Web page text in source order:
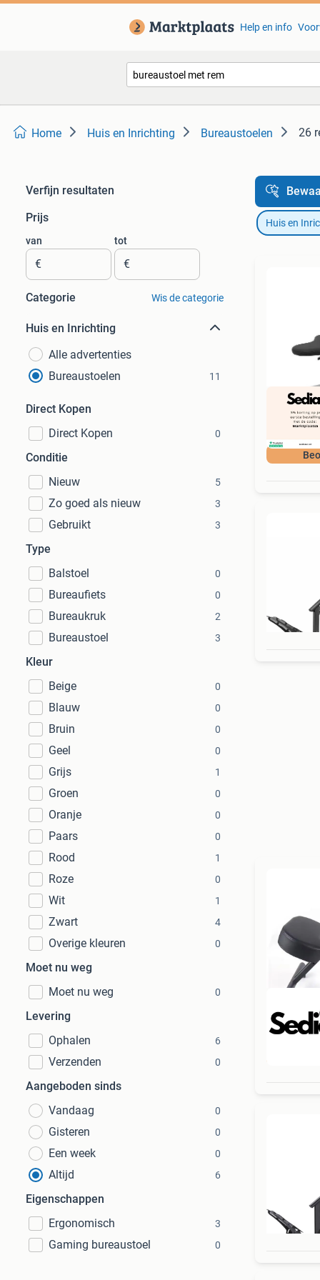
Help en info
Home Huis en Inrichting Bureaustoelen 26
Verfijn resultaten
Prijs
van
€
tot
€
Categorie Wis de categorie
Huis en Inrichting
Alle advertenties
Bureaustoelen
11
Direct Kopen
Direct Kopen
0
Conditie
Nieuw
5
Zo goed als nieuw 3
Gebruikt 3
Type
Balstoel
0
Bureaufiets 0
Bureaukruk 2
Bureaustoel 3
Kleur
Beige
0
Blauw 0
Bruin 0
Geel 0
Grijs 1
Groen 0
Oranje 0
Paars 0
Rood 1
Roze 0
Wit 1
Zwart 4
Overige kleuren 0
Moet nu weg
Moet nu weg
0
Levering
Ophalen
6
Verzenden 0
Aangeboden sinds
Vandaag
0
Gisteren 0
Een week 0
Altijd 6
Eigenschappen
Ergonomisch
3
Gaming bureaustoel 0
Huis en